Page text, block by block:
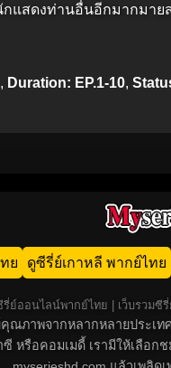
กแสดงท่านอื่นอีกมากมา
, Duration: EP.1-10,
ย ดูซีรี่ย์เกาหลี พากย์ไทย
ย์ออนไลน์พากย์ไทย | เว็บรวมซีรี่
ภาพจากหลากหลายประ
รือคอมเมดี้ เรามีให้เลือ